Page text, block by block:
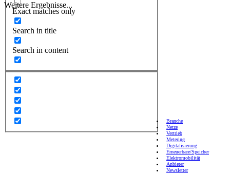
Weitere Ergebnisse...
Exact matches only
Search in title
Search in content
Branche
Netze
Vertrieb
Metering
Digitalisierung
Erneuerbare/Speicher
Elektromobilität
Anbieter
Newsletter